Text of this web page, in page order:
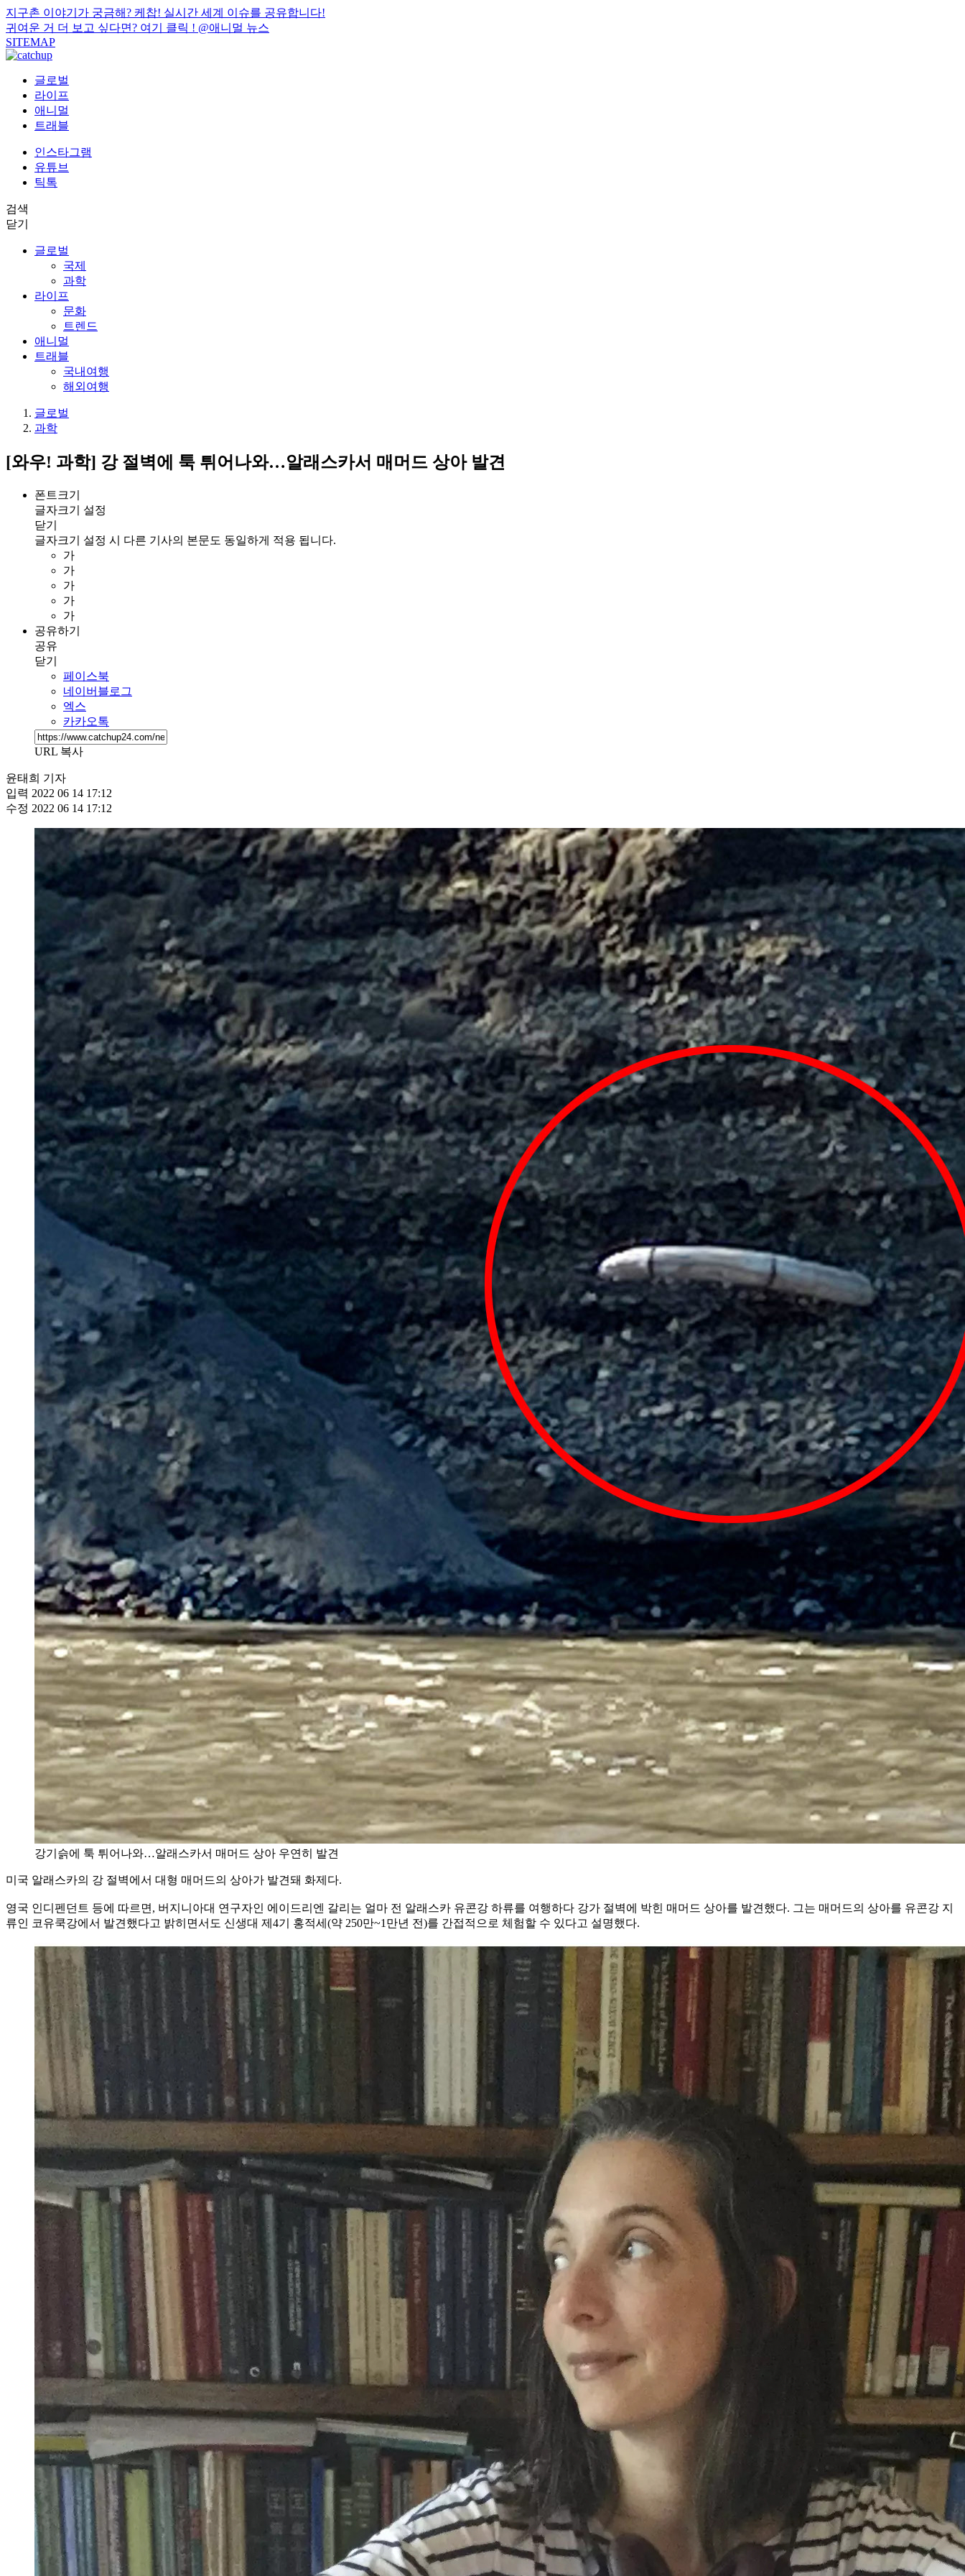
지구촌 이야기가 궁금해? 케찹! 실시간 세계 이슈를 공유합니다!
귀여운 거 더 보고 싶다면? 여기 클릭 ! @애니멀 뉴스
SITEMAP
글로벌
라이프
애니멀
트래블
인스타그램
유튜브
틱톡
검색
닫기
글로벌
국제
과학
라이프
문화
트렌드
애니멀
트래블
국내여행
해외여행
글로벌
과학
[와우! 과학] 강 절벽에 툭 튀어나와…알래스카서 매머드 상아 발견
폰트크기
글자크기 설정
닫기
글자크기 설정 시 다른 기사의 본문도 동일하게 적용 됩니다.
가
가
가
가
가
공유하기
공유
닫기
페이스북
네이버블로그
엑스
카카오톡
URL 복사
윤태희 기자
입력 2022 06 14 17:12
수정 2022 06 14 17:12
강기슭에 툭 튀어나와…알래스카서 매머드 상아 우연히 발견
미국 알래스카의 강 절벽에서 대형 매머드의 상아가 발견돼 화제다.
영국 인디펜던트 등에 따르면, 버지니아대 연구자인 에이드리엔 갈리는 얼마 전 알래스카 유콘강 하류를 여행하다 강가 절벽에 박힌 매머드 상아를 발견했다. 그는 매머드의 상아를 유콘강 지
류인 코유쿡강에서 발견했다고 밝히면서도 신생대 제4기 홍적세(약 250만~1만년 전)를 간접적으로 체험할 수 있다고 설명했다.